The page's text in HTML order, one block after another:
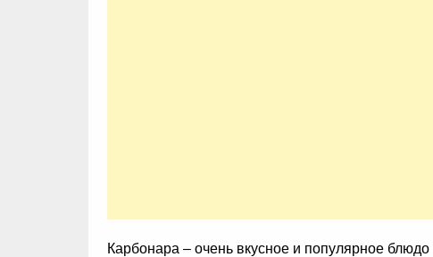
Карбонара – очень вкусное и популярное